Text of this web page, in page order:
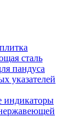
сталь
пандуса
указателей
индикаторы